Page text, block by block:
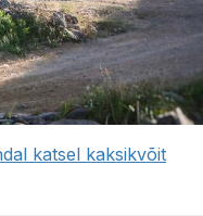
katsel kaksikvõit